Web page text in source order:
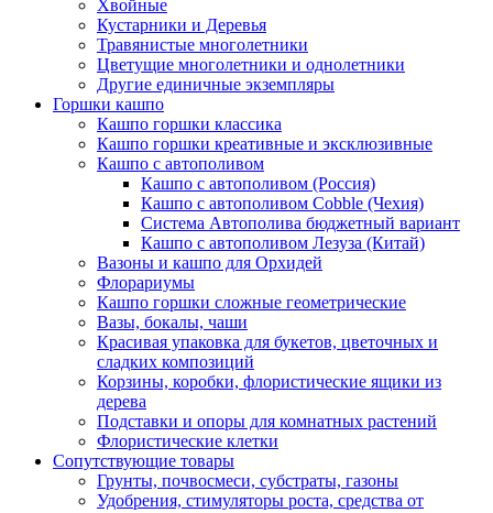
Хвойные
Кустарники и Деревья
Травянистые многолетники
Цветущие многолетники и однолетники
Другие единичные экземпляры
Горшки кашпо
Кашпо горшки классика
Кашпо горшки креативные и эксклюзивные
Кашпо с автополивом
Кашпо с автополивом (Россия)
Кашпо с автополивом Cobble (Чехия)
Система Автополива бюджетный вариант
Кашпо с автополивом Лезуза (Китай)
Вазоны и кашпо для Орхидей
Флорариумы
Кашпо горшки сложные геометрические
Вазы, бокалы, чаши
Красивая упаковка для букетов, цветочных и
сладких композиций
Корзины, коробки, флористические ящики из
дерева
Подставки и опоры для комнатных растений
Флористические клетки
Сопутствующие товары
Грунты, почвосмеси, субстраты, газоны
Удобрения, стимуляторы роста, средства от